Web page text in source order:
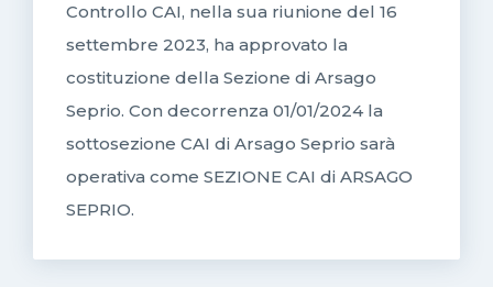
Controllo CAI, nella sua riunione del 16
settembre 2023, ha approvato la
costituzione della Sezione di Arsago
Seprio. Con decorrenza 01/01/2024 la
sottosezione CAI di Arsago Seprio sarà
operativa come SEZIONE CAI di ARSAGO
SEPRIO.